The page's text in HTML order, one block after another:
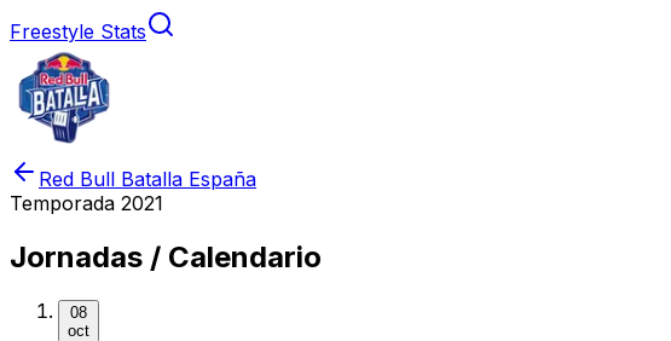
Freestyle Stats
Red Bull Batalla España
Temporada 2021
Jornadas / Calendario
08
oct